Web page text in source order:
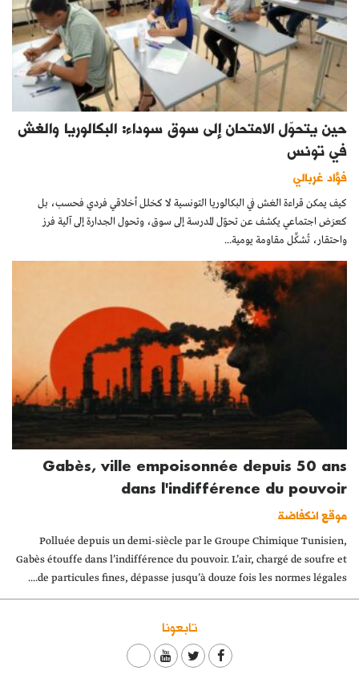
حين يتحوّل الامتحان إلى سوق سوداء: البكالوريا والغش
في تونس
فؤاد غربالي
كيف يمكن قراءة الغش في البكالوريا التونسية لا كخلل أخلاقي فردي فحسب، بل
كعرَض اجتماعي يكشف عن تحوّل المدرسة إلى سوق، وتحول الجدارة إلى آلية فرز
واحتقار، تُشكِّل مقاومة يومية...
Gabès, ville empoisonnée depuis 50 ans
dans l'indifférence du pouvoir
موقع انكفاضة
Polluée depuis un demi-siècle par le Groupe Chimique Tunisien,
Gabès étouffe dans l’indifférence du pouvoir. L’air, chargé de soufre et
de particules fines, dépasse jusqu’à douze fois les normes légales....
تابعونا